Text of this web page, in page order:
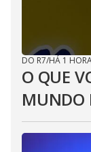
DO R7/HÁ 1
O QUE
MUNDO